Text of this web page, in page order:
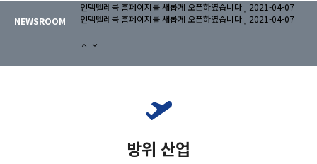
NEWSROOM
인텍텔레콤 홈페이지를 새롭게 오픈하였습니다
2021-04-07
인텍텔레콤 홈페이지를 새롭게 오픈하였습니다
2021-04-07
방위 산업